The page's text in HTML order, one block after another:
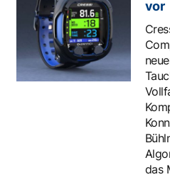
vor
das